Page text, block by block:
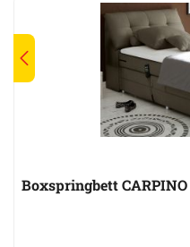
Boxspringbett CARPINO